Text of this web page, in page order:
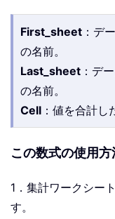
First_sheet ：デ
の名前。
Last_sheet ：デ
の名前。
Cell ：値を合計し
この数式の使用方
1．集計ワークシー
す。